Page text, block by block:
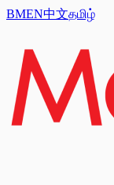
BMEN中文தமிழ்